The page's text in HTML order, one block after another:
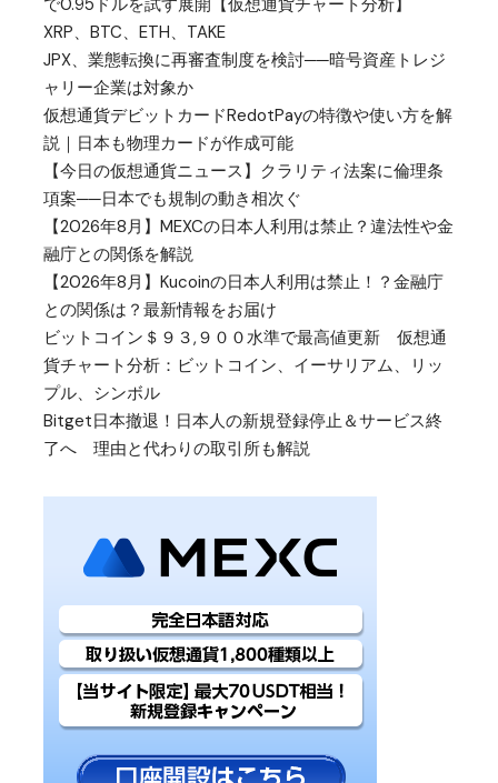
XRP、BTC、ETH、TAKE
JPX、業態転換に再審査制度を検討──暗号資産トレジ
ャリー企業は対象か
仮想通貨デビットカードRedotPayの特徴や使い方を解
説｜日本も物理カードが作成可能
【今日の仮想通貨ニュース】クラリティ法案に倫理条
項案──日本でも規制の動き相次ぐ
【2026年8月】MEXCの日本人利用は禁止？違法性や金
融庁との関係を解説
【2026年8月】Kucoinの日本人利用は禁止！？金融庁
との関係は？最新情報をお届け
ビットコイン＄９３,９００水準で最高値更新 仮想通
貨チャート分析：ビットコイン、イーサリアム、リッ
プル、シンボル
Bitget日本撤退！日本人の新規登録停止＆サービス終
了へ 理由と代わりの取引所も解説